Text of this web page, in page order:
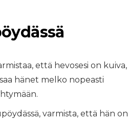
että hevosesi on kuiva,
hänet melko nopeasti
varmista, että hän on